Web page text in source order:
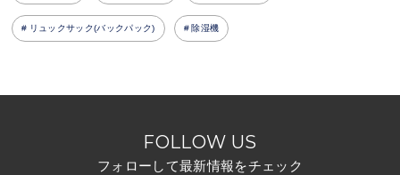
リュックサック(バックパック) 除湿機
FOLLOW US
フォローして最新情報をチェック